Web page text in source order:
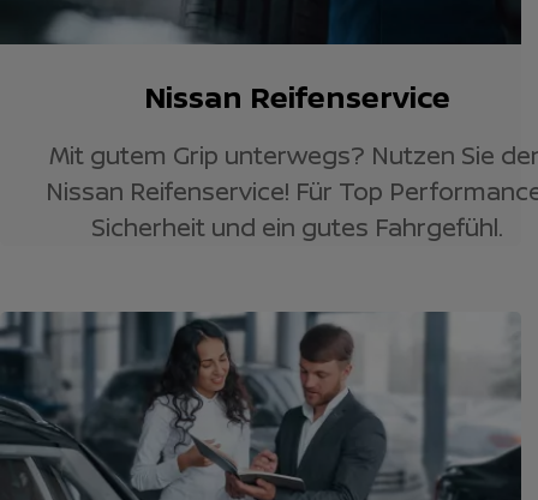
Nissan Reifenservice
Mit gutem Grip unterwegs? Nutzen Sie
Nissan Reifenservice! Für Top
Sicherheit und ein gutes Fahrgefühl.